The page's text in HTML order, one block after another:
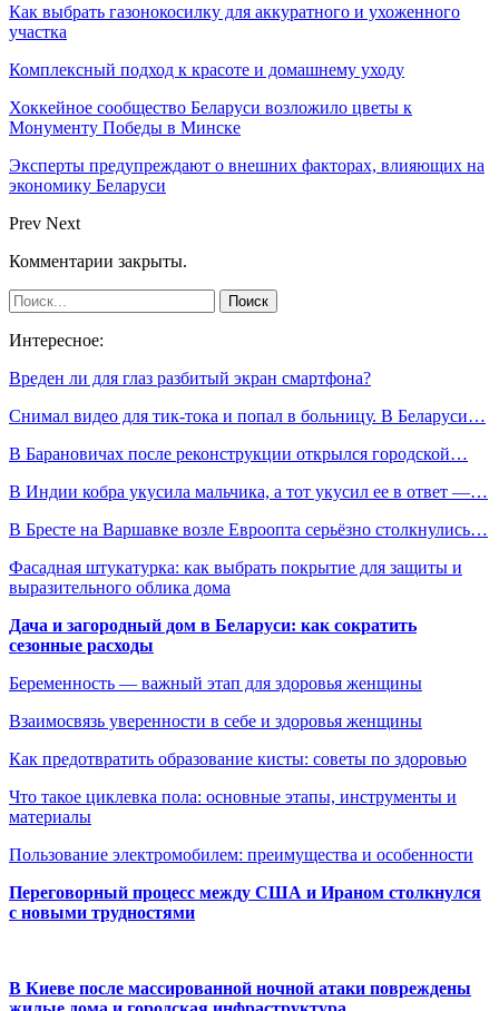
Как выбрать газонокосилку для аккуратного и ухоженного
участка
Комплексный подход к красоте и домашнему уходу
Хоккейное сообщество Беларуси возложило цветы к
Монументу Победы в Минске
Эксперты предупреждают о внешних факторах, влияющих на
экономику Беларуси
Prev Next
Комментарии закрыты.
Интересное:
Вреден ли для глаз разбитый экран смартфона?
Снимал видео для тик-тока и попал в больницу. В Беларуси…
В Барановичах после реконструкции открылся городской…
В Индии кобра укусила мальчика, а тот укусил ее в ответ —…
В Бресте на Варшавке возле Евроопта серьёзно столкнулись…
Фасадная штукатурка: как выбрать покрытие для защиты и
выразительного облика дома
Дача и загородный дом в Беларуси: как сократить
сезонные расходы
Беременность — важный этап для здоровья женщины
Взаимосвязь уверенности в себе и здоровья женщины
Как предотвратить образование кисты: советы по здоровью
Что такое циклевка пола: основные этапы, инструменты и
материалы
Пользование электромобилем: преимущества и особенности
Переговорный процесс между США и Ираном столкнулся
с новыми трудностями
В Киеве после массированной ночной атаки повреждены